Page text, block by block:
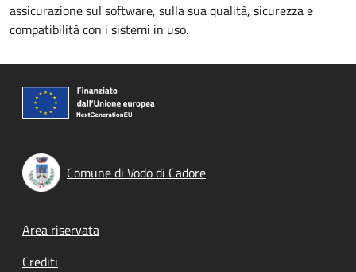
assicurazione sul software, sulla sua qualità, sicurezza e
compatibilità con i sistemi in uso.
Comune di Vodo di Cadore
Footer menu
Area riservata
Crediti